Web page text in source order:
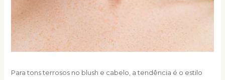
Para tons terrosos no blush e cabelo, a tendência é o estilo